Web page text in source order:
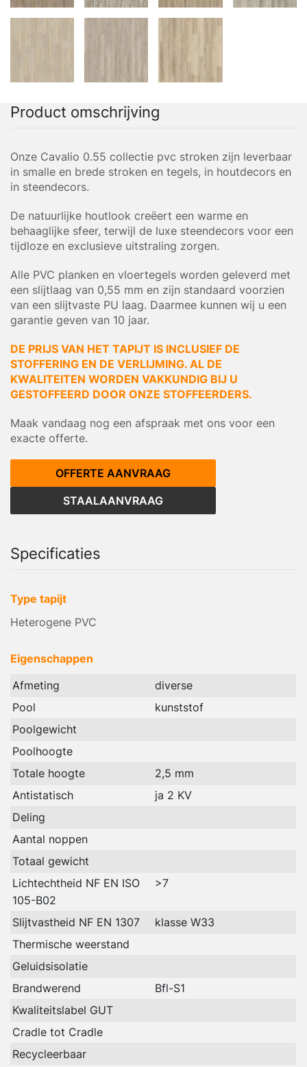
Product omschrijving
Onze Cavalio 0.55 collectie pvc stroken zijn leverbaar
in smalle en brede stroken en tegels, in houtdecors en
in steendecors.
De natuurlijke houtlook creëert een warme en
behaaglijke sfeer, terwijl de luxe steendecors voor een
tijdloze en exclusieve uitstraling zorgen.
Alle PVC planken en vloertegels worden geleverd met
een slijtlaag van 0,55 mm en zijn standaard voorzien
van een slijtvaste PU laag. Daarmee kunnen wij u een
garantie geven van 10 jaar.
DE PRIJS VAN HET TAPIJT IS INCLUSIEF DE
STOFFERING EN DE VERLIJMING. AL DE
KWALITEITEN WORDEN VAKKUNDIG BIJ U
GESTOFFEERD DOOR ONZE STOFFEERDERS.
Maak vandaag nog een afspraak met ons voor een
exacte offerte.
OFFERTE AANVRAAG
STAALAANVRAAG
Specificaties
Type tapijt
Heterogene PVC
Eigenschappen
Afmeting
diverse
Pool
kunststof
Poolgewicht
Poolhoogte
Totale hoogte
2,5 mm
Antistatisch
ja 2 KV
Deling
Aantal noppen
Totaal gewicht
Lichtechtheid NF EN ISO
105-B02
>7
Slijtvastheid NF EN 1307
klasse W33
Thermische weerstand
Geluidsisolatie
Brandwerend
Bfl-S1
Kwaliteitslabel GUT
Cradle tot Cradle
Recycleerbaar